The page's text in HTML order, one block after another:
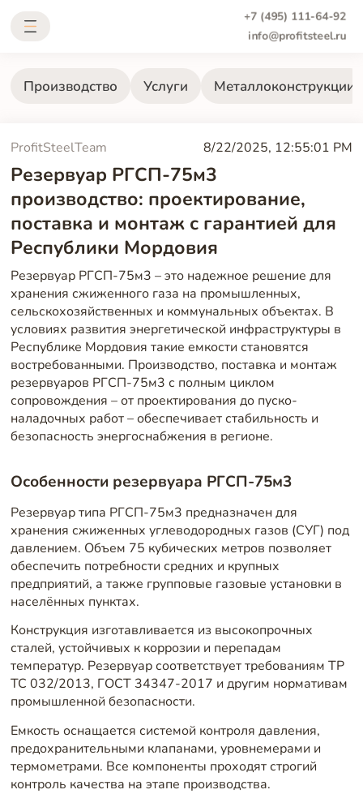
+7 (495) 111-64-92
info@profitsteel.ru
Производство Услуги Металлоконструкции
ProfitSteelTeam 8/22/2025, 12:55:01 PM
Резервуар РГСП-75м3
производство: проектирование,
поставка и монтаж с гарантией для
Республики Мордовия
Резервуар РГСП-75м3 – это надежное решение для
хранения сжиженного газа на промышленных,
сельскохозяйственных и коммунальных объектах. В
условиях развития энергетической инфраструктуры в
Республике Мордовия такие емкости становятся
востребованными. Производство, поставка и монтаж
резервуаров РГСП-75м3 с полным циклом
сопровождения – от проектирования до пуско-
наладочных работ – обеспечивает стабильность и
безопасность энергоснабжения в регионе.
Особенности резервуара РГСП-75м3
Резервуар типа РГСП-75м3 предназначен для
хранения сжиженных углеводородных газов (СУГ) под
давлением. Объем 75 кубических метров позволяет
обеспечить потребности средних и крупных
предприятий, а также групповые газовые установки в
населённых пунктах.
Конструкция изготавливается из высокопрочных
сталей, устойчивых к коррозии и перепадам
температур. Резервуар соответствует требованиям ТР
ТС 032/2013, ГОСТ 34347-2017 и другим нормативам
промышленной безопасности.
Емкость оснащается системой контроля давления,
предохранительными клапанами, уровнемерами и
термометрами. Все компоненты проходят строгий
контроль качества на этапе производства.